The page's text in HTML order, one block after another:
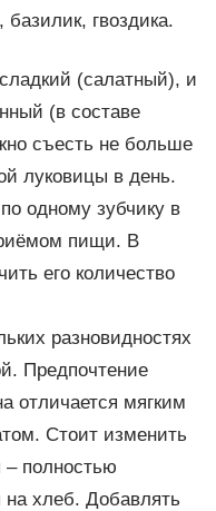
гвоздика.
(салатный), и
(в составе
съесть не больше
луковицы в день.
одному зубчику в
пищи. В
его количество
разновидностях
Предпочтение
отличается мягким
Стоит изменить
полностью
на хлеб. Добавлять